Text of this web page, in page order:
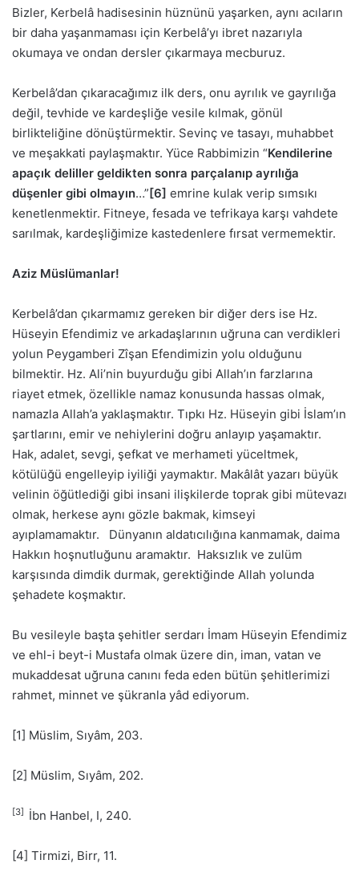
Bizler, Kerbelâ hadisesinin hüznünü yaşarken, aynı acıların
bir daha yaşanmaması için Kerbelâ’yı ibret nazarıyla
okumaya ve ondan dersler çıkarmaya mecburuz.
Kerbelâ’dan çıkaracağımız ilk ders, onu ayrılık ve gayrılığa
değil, tevhide ve kardeşliğe vesile kılmak, gönül
birlikteliğine dönüştürmektir. Sevinç ve tasayı, muhabbet
ve meşakkati paylaşmaktır. Yüce Rabbimizin “Kendilerine
apaçık deliller geldikten sonra parçalanıp ayrılığa
düşenler gibi olmayın…”[6] emrine kulak verip sımsıkı
kenetlenmektir. Fitneye, fesada ve tefrikaya karşı vahdete
sarılmak, kardeşliğimize kastedenlere fırsat vermemektir.
Aziz Müslümanlar!
Kerbelâ’dan çıkarmamız gereken bir diğer ders ise Hz.
Hüseyin Efendimiz ve arkadaşlarının uğruna can verdikleri
yolun Peygamberi Zîşan Efendimizin yolu olduğunu
bilmektir. Hz. Ali’nin buyurduğu gibi Allah’ın farzlarına
riayet etmek, özellikle namaz konusunda hassas olmak,
namazla Allah’a yaklaşmaktır. Tıpkı Hz. Hüseyin gibi İslam’ın
şartlarını, emir ve nehiylerini doğru anlayıp yaşamaktır.
Hak, adalet, sevgi, şefkat ve merhameti yüceltmek,
kötülüğü engelleyip iyiliği yaymaktır. Makâlât yazarı büyük
velinin öğütlediği gibi insani ilişkilerde toprak gibi mütevazı
olmak, herkese aynı gözle bakmak, kimseyi
ayıplamamaktır. Dünyanın aldatıcılığına kanmamak, daima
Hakkın hoşnutluğunu aramaktır. Haksızlık ve zulüm
karşısında dimdik durmak, gerektiğinde Allah yolunda
şehadete koşmaktır.
Bu vesileyle başta şehitler serdarı İmam Hüseyin Efendimiz
ve ehl-i beyt-i Mustafa olmak üzere din, iman, vatan ve
mukaddesat uğruna canını feda eden bütün şehitlerimizi
rahmet, minnet ve şükranla yâd ediyorum.
[1] Müslim, Sıyâm, 203.
[2] Müslim, Sıyâm, 202.
[3] İbn Hanbel, I, 240.
[4] Tirmizi, Birr, 11.